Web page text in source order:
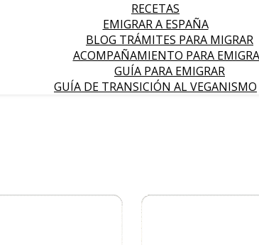
RECETAS
EMIGRAR A ESPAÑA
BLOG TRÁMITES PARA MIGRAR
ACOMPAÑAMIENTO PARA
GUÍA PARA EMIGRAR
GUÍA DE TRANSICIÓN AL VEGANISMO